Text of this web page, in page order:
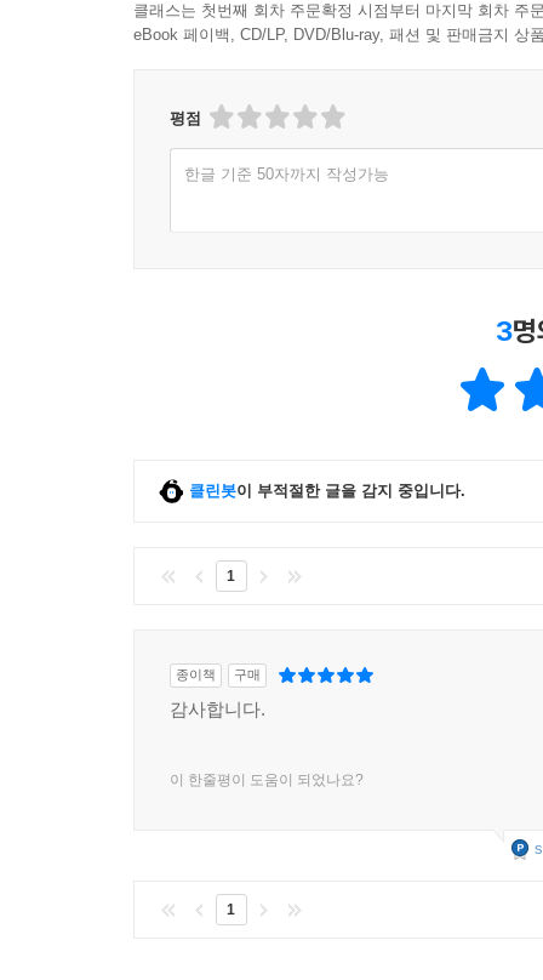
클래스는 첫번째 회차 주문확정 시점부터 마지막 회차 주
eBook 페이백, CD/LP, DVD/Blu-ray, 패션 및 판매금지 상
평점
한글 기준 50자까지 작성가능
3
클린봇이 부적절한 글을 감지 중입니다.
1
종이책 구매
감사합니다.
이 한줄평이 도움이 되었나요?
1